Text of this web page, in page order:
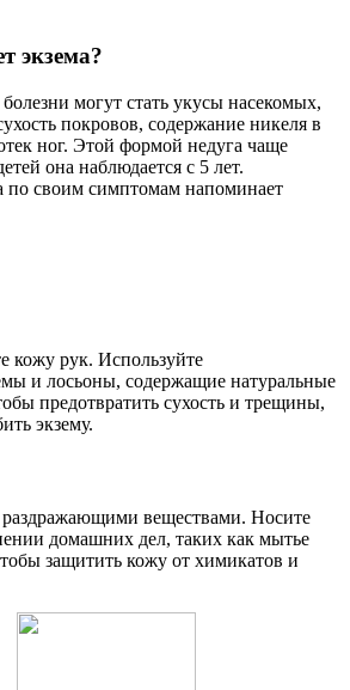
экзема?
могут стать укусы насекомых,
покровов, содержание никеля в
ног. Этой формой недуга чаще
она наблюдается с 5 лет.
по своим симптомам напоминает
кожу рук. Используйте
и лосьоны, содержащие натуральные
предотвратить сухость и трещины,
экзему.
раздражающими веществами. Носите
домашних дел, таких как мытье
защитить кожу от химикатов и